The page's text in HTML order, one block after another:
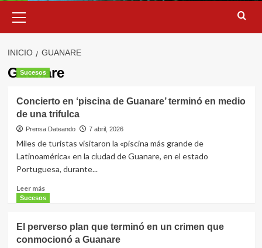
primario
INICIO GUANARE
Guanare
Sucesos
Concierto en ‘piscina de Guanare’ terminó en medio
de una trifulca
Prensa Dateando 7 abril, 2026
Miles de turistas visitaron la «piscina más grande de
Latinoamérica» en la ciudad de Guanare, en el estado
Portuguesa, durante...
Leer másLeer
más
en
‘piscina
Sucesos
El perverso plan que terminó en un crimen que
conmocionó a Guanare